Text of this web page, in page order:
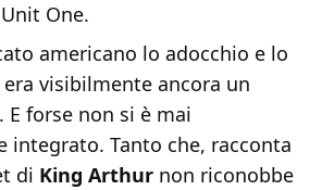
One.
americano lo adocchio e lo
visibilmente ancora un
E forse non si è mai
integrato. Tanto che, racconta
di King Arthur non riconobbe